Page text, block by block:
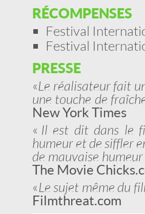
RÉCOMPENSES
Festival
Festival
PRESSE
«Le réalisateur fait
une touche de
New York Times
« Il est dit dans le
humeur et de siffler
de mauvaise
The Movie
«Le sujet même du
Filmthreat.com